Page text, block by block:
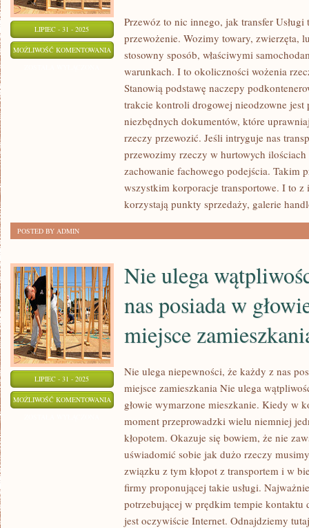
LIPIEC - 31 - 2025
MOŻLIWOŚĆ KOMENTOWANIA
PRZERÓŻNE,
RÓŻNIĄ
WIELKOŚCIĄ,
ZASTOSOWANIEM
TYM
JAKIM
MIEJSCU
ZNAJDUJĄ
Przewóz to nic innego, jak transfer
przewożenie. Wozimy towary, zwierzęta,
stosowny sposób, właściwymi
warunkach. I to okoliczności wożenia
Stanowią podstawę naczepy
trakcie kontroli drogowej nieodzowne jest
niezbędnych dokumentów, które
rzeczy przewozić. Jeśli intryguje nas
przewozimy rzeczy w hurtowych
zachowanie fachowego podejścia. Takim
wszystkim korporacje transportowe. I to z
korzystają punkty sprzedaży, galerie
POSTED BY ADMIN
LIPIEC - 31 - 2025
MOŻLIWOŚĆ KOMENTOWANIA
WĄTPLIWOŚCI,
KAŻDY
POSIADA
Nie ulega
nas posiada w
miejsce
Nie ulega niepewności, że każdy z nas
miejsce zamieszkania Nie ulega
głowie wymarzone mieszkanie. Kiedy w
moment przeprowadzki wielu niemniej
kłopotem. Okazuje się bowiem, że nie
uświadomić sobie jak dużo rzeczy
związku z tym kłopot z transportem i w
firmy proponującej takie usługi.
potrzebującej w prędkim tempie kontaktu
jest oczywiście Internet. Odnajdziemy